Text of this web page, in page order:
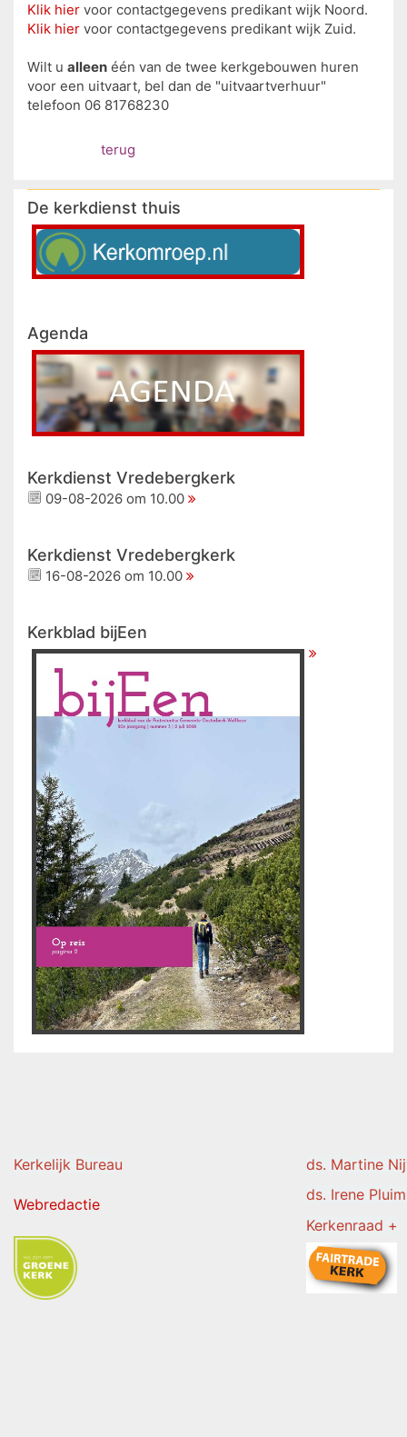
Klik hier voor contactgegevens predikant wijk Noord.
Klik hier voor contactgegevens predikant wijk Zuid.
Wilt u alleen één van de twee kerkgebouwen huren
voor een uitvaart, bel dan de "uitvaartverhuur"
telefoon 06 81768230
terug
De kerkdienst thuis
Agenda
Kerkdienst Vredebergkerk
09-08-2026 om 10.00
Kerkdienst Vredebergkerk
16-08-2026 om 10.00
Kerkblad bijEen
Kerkelijk Bureau ds. Martine
Webredactie
ds. Irene Pluim
Kerkenraad +